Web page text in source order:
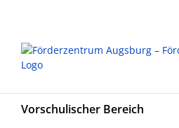
Vorschulischer Bereich